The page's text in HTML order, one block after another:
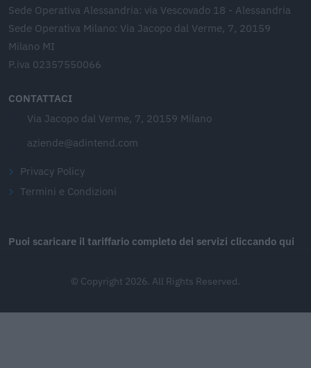
Sede Operativa Alessandria: via Vescovado 18 - Alessandria
Sede Operativa Milano: Via Jacopo dal Verme, 7, 20159
Milano MI
P.iva 02357550066
CONTATTACI
Via Jacopo dal Verme, 7, 20159 Milano
aziende@adintend.com
Privacy Policy
Termini e Condizioni
Puoi scaricare il tariffario completo dei servizi cliccando qui
© Copyright 2026. All Rights Reserved.